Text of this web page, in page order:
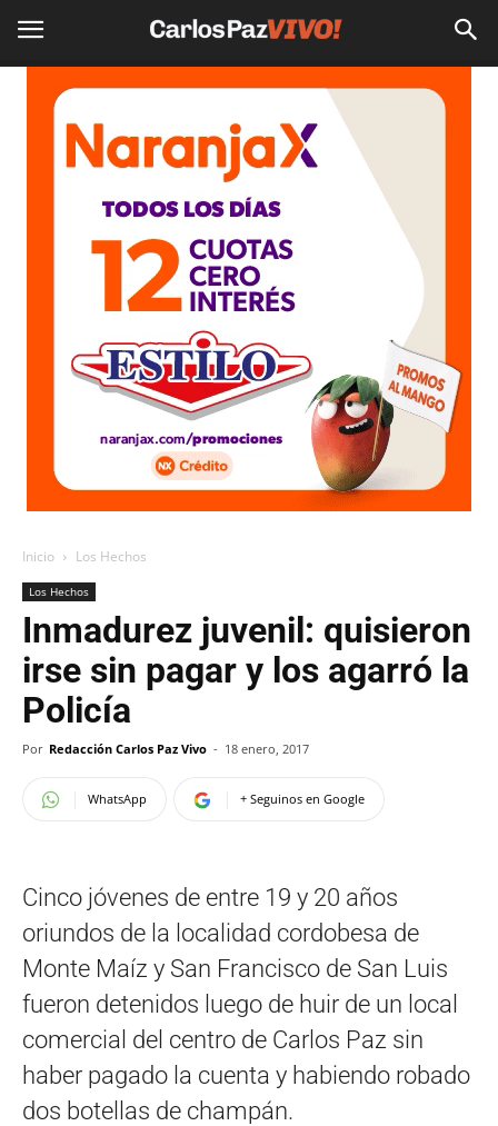
Inicio Los Hechos
Los Hechos
Inmadurez juvenil: quisieron
irse sin pagar y los agarró la
Policía
Por Redacción Carlos Paz Vivo - 18 enero, 2017
WhatsApp + Seguinos en Google
Cinco jóvenes de entre 19 y 20 años
oriundos de la localidad cordobesa de
Monte Maíz y San Francisco de San Luis
fueron detenidos luego de huir de un local
comercial del centro de Carlos Paz sin
haber pagado la cuenta y habiendo robado
dos botellas de champán.